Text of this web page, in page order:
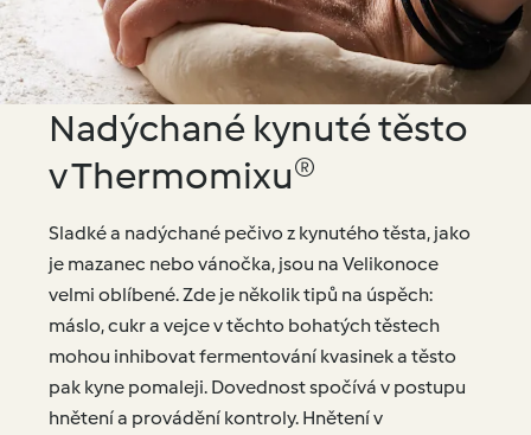
Nadýchané kynuté těsto
v Thermomixu®
Sladké a nadýchané pečivo z kynutého těsta, jako
je mazanec nebo vánočka, jsou na Velikonoce
velmi oblíbené. Zde je několik tipů na úspěch:
máslo, cukr a vejce v těchto bohatých těstech
mohou inhibovat fermentování kvasinek a těsto
pak kyne pomaleji. Dovednost spočívá v postupu
hnětení a provádění kontroly. Hnětení v